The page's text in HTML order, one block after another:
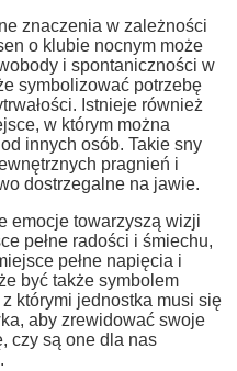
znaczenia w zależności
o klubie nocnym może
i spontaniczności w
symbolizować potrzebę
Istnieje również
w którym można
innych osób. Takie sny
pragnień i
dostrzegalne na jawie.
emocje towarzyszą wizji
pełne radości i śmiechu,
pełne napięcia i
być także symbolem
którymi jednostka musi się
aby zrewidować swoje
czy są one dla nas